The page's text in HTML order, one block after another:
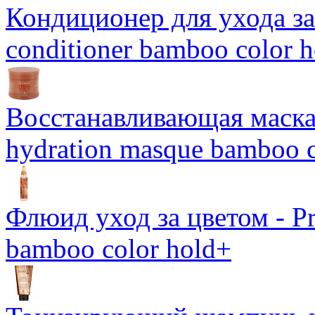
Кондиционер для ухода
conditioner bamboo color
Восстанавливающая
hydration masque bamboo
Флюид уход за цветом -
bamboo color hold+